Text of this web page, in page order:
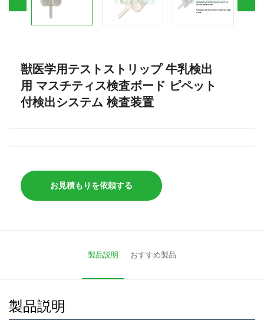
獣医学用テストストリップ 牛乳検出
用 マスチティス検査ボード ピペット
付検出システム 検査装置
お見積もりを依頼する
製品説明 おすすめ製品
製品説明